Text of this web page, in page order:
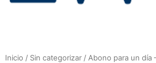
Inicio / Sin categorizar / Abono para un día